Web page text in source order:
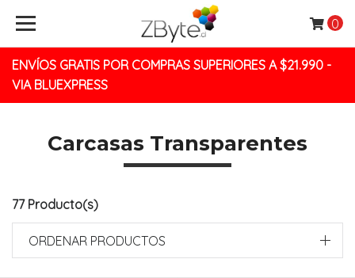
ENVÍOS GRATIS POR COMPRAS SUPERIORES A $21.990 -
VIA BLUEXPRESS
0
Carcasas Transparentes
77 Producto(s)
ORDENAR PRODUCTOS